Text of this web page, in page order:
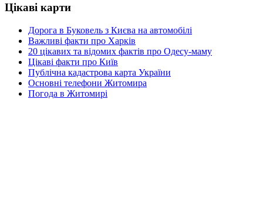
Цікаві карти
Дорога в Буковель з Києва на автомобілі
Важливі факти про Харків
20 цікавих та відомих фактів про Одесу-маму
Цікаві факти про Київ
Публічна кадастрова карта України
Основні телефони Житомира
Погода в Житомирі